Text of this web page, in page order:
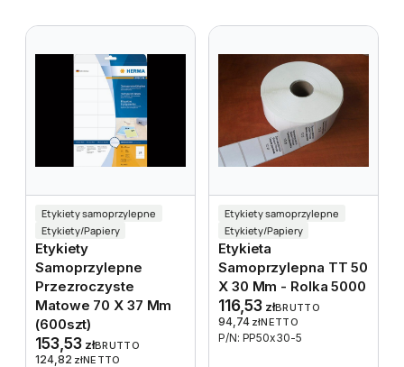
Etykiety samoprzylepne
Etykiety/Papiery
Etykiety
Samoprzylepne
Przezroczyste
Matowe 70 X 37 Mm
(600szt)
153,53 złBRUTTO
124,82 złNETTO
Etykiety samoprzylepne
Etykiety/Papiery
Etykieta
Samoprzylepna TT 50
X 30 Mm - Rolka 5000
116,53 złBRUTTO
94,74 złNETTO
P/N: PP50x30-5